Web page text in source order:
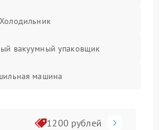
Холодильник
вакуумный упаковщик
машина
1200 рублей